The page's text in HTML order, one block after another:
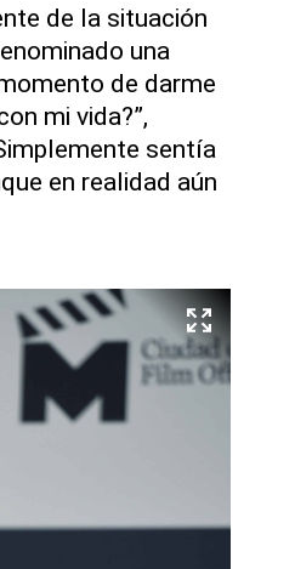
de la situación
una
de darme
mi vida?”,
sentía
en realidad aún